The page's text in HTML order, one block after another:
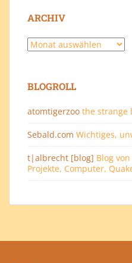
ARCHIV
Archiv
BLOGROLL
atomtigerzoo the strange
Sebald.com Wichtiges,
t|albrecht [blog] Blog
Projekte, Computer,